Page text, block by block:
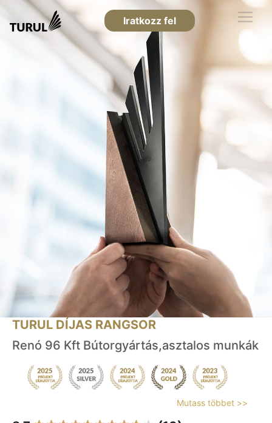
Iratkozz fel
TURUL DÍJAS RANGSOR
Renó 96 Kft Bútorgyártás,asztalos munkák
Mutass többet >>